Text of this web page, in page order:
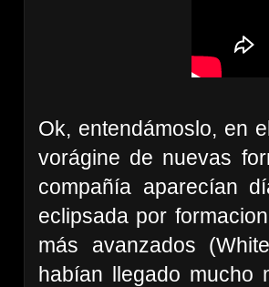
Ok, entendámoslo, en
vorágine de nuevas
compañía aparecían
eclipsada por
más avanzados
habían llegado mucho